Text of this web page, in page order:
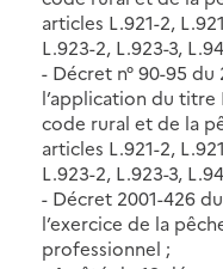
articles L.921-2,
L.923-2, L.923-3,
- Décret n° 90-95
l’application du
code rural et de la
articles L.921-2,
L.923-2, L.923-3,
- Décret 2001-426
l’exercice de la
professionnel ;